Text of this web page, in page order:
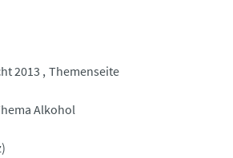
2013 Themenseite
Alkohol